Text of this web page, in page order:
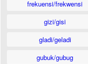
frekuensi/frekwensi
gizi/gisi
gladi/geladi
gubuk/gubug